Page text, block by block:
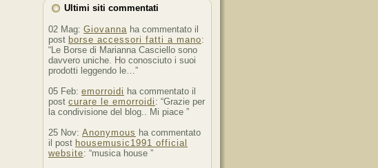
Ultimi siti commentati
02 Mag: Giovanna ha commentato il
post borse accessori fatti a mano:
“Le Borse di Marianna Casciello sono
davvero uniche. Ho conosciuto i suoi
prodotti leggendo le…”
05 Feb: emorroidi ha commentato il
post curare le emorroidi : “Grazie per
la condivisione del blog.. Mi piace ”
25 Nov: Anonymous ha commentato
il post housemusic1991 official
website: “musica house ”